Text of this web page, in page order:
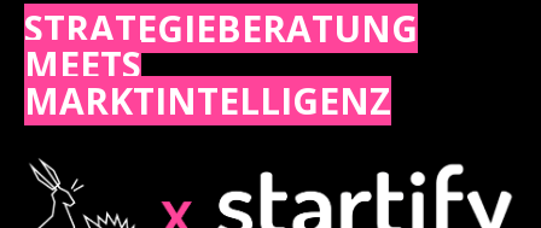
STRATEGIEBERATUNG
MEETS
MARKTINTELLIGENZ